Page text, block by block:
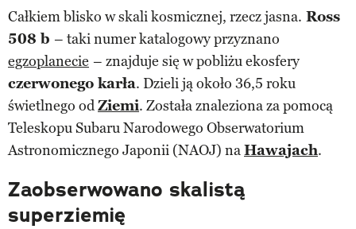
Całkiem blisko w skali kosmicznej, rzecz jasna. Ross
508 b – taki numer katalogowy przyznano
egzoplanecie – znajduje się w pobliżu ekosfery
czerwonego karła. Dzieli ją około 36,5 roku
świetlnego odZiemi. Została znaleziona za pomocą
Teleskopu Subaru Narodowego Obserwatorium
Astronomicznego Japonii (NAOJ) naHawajach.
Zaobserwowano skalistą
superziemię